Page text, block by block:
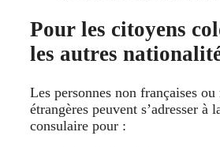
Pour les citoyens
les autres
Les personnes non françaises ou
étrangères peuvent s’adresser à
consulaire pour :